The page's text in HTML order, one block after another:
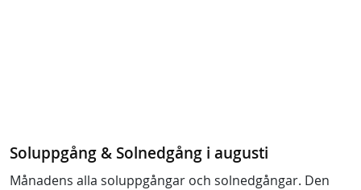
Soluppgång & Solnedgång i augusti
Månadens alla soluppgångar och solnedgångar. Den